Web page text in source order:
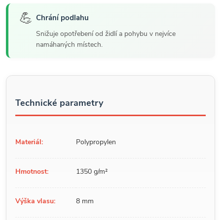
💪 Chrání podlahu
Snižuje opotřebení od židlí a pohybu v nejvíce
namáhaných místech.
Technické parametry
Materiál: Polypropylen
Hmotnost: 1350 g/m²
Výška vlasu: 8 mm